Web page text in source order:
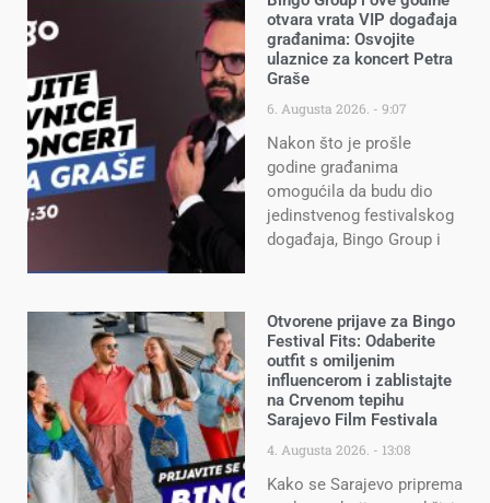
otvara vrata VIP događaja
građanima: Osvojite
ulaznice za koncert Petra
Graše
6. Augusta 2026. 9:07
Nakon što je prošle
godine građanima
omogućila da budu dio
jedinstvenog festivalskog
događaja, Bingo Group i
Otvorene prijave za Bingo
Festival Fits: Odaberite
outfit s omiljenim
influencerom i zablistajte
na Crvenom tepihu
Sarajevo Film Festivala
4. Augusta 2026. 13:08
Kako se Sarajevo priprema